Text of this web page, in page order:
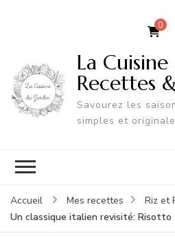
0
La
Recettes
Savourez les
simples et
Accueil Mes recettes
Riz et
Un classique italien revisité: Risotto